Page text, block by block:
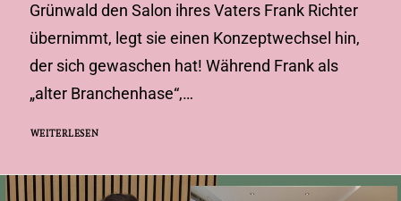
Grünwald den Salon ihres Vaters Frank Richter
übernimmt, legt sie einen Konzeptwechsel hin,
der sich gewaschen hat! Während Frank als
„alter Branchenhase“,…
WEITERLESEN